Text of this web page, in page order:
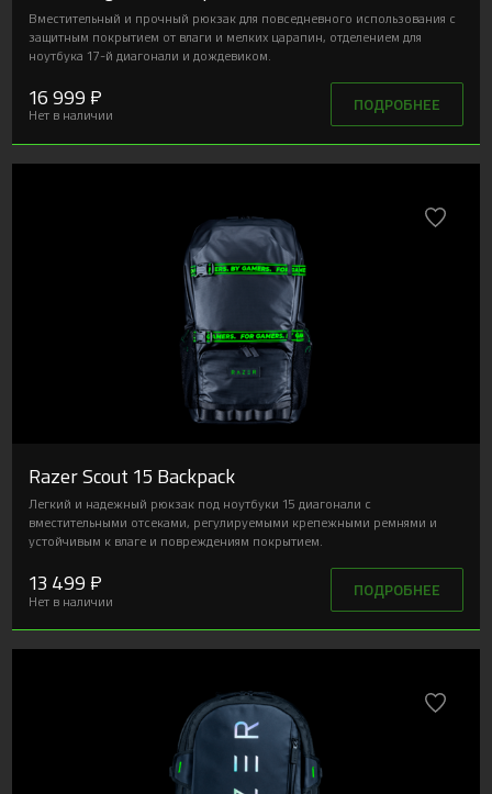
Вместительный и прочный рюкзак для повседневного использования с
защитным покрытием от влаги и мелких царапин, отделением для
ноутбука 17-й диагонали и дождевиком.
16 999 ₽
Нет в наличии
ПОДРОБНЕЕ
Razer Scout 15 Backpack
Легкий и надежный рюкзак под ноутбуки 15 диагонали с
вместительными отсеками, регулируемыми крепежными ремнями и
устойчивым к влаге и повреждениям покрытием.
13 499 ₽
Нет в наличии
ПОДРОБНЕЕ